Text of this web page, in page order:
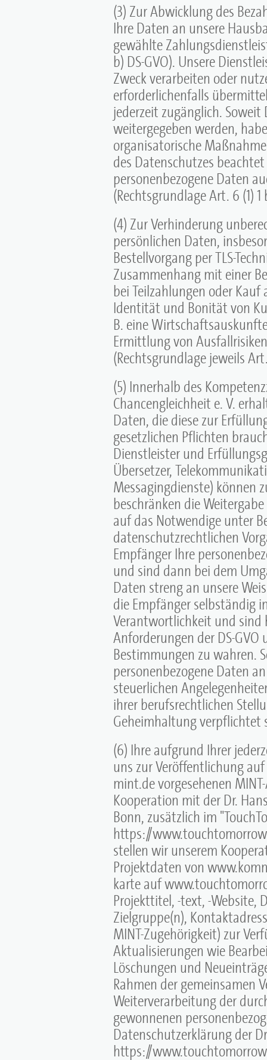
(3) Zur Abwicklung des
Ihre Daten an unsere
gewählte
b) DS-GVO). Unsere
Zweck verarbeiten oder
erforderlichenfalls
jederzeit zugänglich.
weitergegeben werden,
organisatorische
des Datenschutzes
personenbezogene Daten
(Rechtsgrundlage Art. 6 (1)
(4) Zur Verhinderung
persönlichen Daten,
Bestellvorgang per TLS-
Zusammenhang mit einer
bei Teilzahlungen oder
Identität und Bonität von
B. eine
Ermittlung von
(Rechtsgrundlage jeweils
(5) Innerhalb des
Chancengleichheit e. V.
Daten, die diese zur
gesetzlichen Pflichten
Dienstleister und
Übersetzer,
Messagingdienste) können
beschränken die
auf das Notwendige unter
datenschutzrechtlichen
Empfänger Ihre
und sind dann bei dem
Daten streng an unsere
die Empfänger selbständig
Verantwortlichkeit und sind
Anforderungen der DS-
Bestimmungen zu wahren.
personenbezogene Daten
steuerlichen
ihrer berufsrechtlichen
Geheimhaltung verpflichtet
(6) Ihre aufgrund Ihrer
uns zur Veröffentlichung
mint.de vorgesehenen
Kooperation mit der Dr.
Bonn, zusätzlich im
https://
stellen wir unserem
Projektdaten von
karte auf
Projekttitel, -text, -Website,
Zielgruppe(n),
MINT-Zugehörigkeit) zur
Aktualisierungen wie
Löschungen und
Rahmen der gemeinsamen
Weiterverarbeitung der
gewonnenen
Datenschutzerklärung der
https://